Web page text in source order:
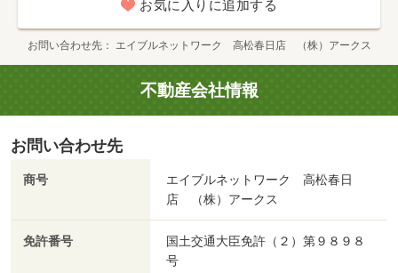
お気に入りに追加する
お問い合わせ先 エイブルネットワーク 高松春日店 （株）アークス
不動産会社情報
お問い合わせ先
商号
エイブルネットワーク 高松春日
店 （株）アークス
免許番号
国土交通大臣免許（２）第９８９８
号